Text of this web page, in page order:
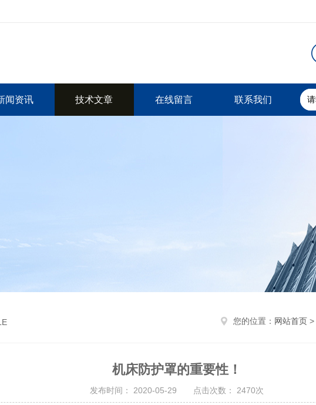
闻资讯 技术文章 在线留言 联系我们
您的位置： 网站首页 >
机床防护罩的重要性！
发布时间： 2020-05-29 点击次数： 2470次